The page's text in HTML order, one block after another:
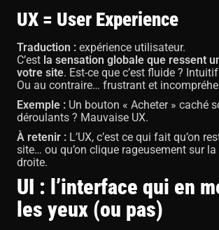
UX = User Experience
Traduction : expérience utilisateur.
C’est la sensation globale que ressent
votre site. Est-ce que c’est fluide ?
Ou au contraire… frustrant et
Exemple : Un bouton « Acheter » caché
déroulants ? Mauvaise UX.
À retenir : L’UX, c’est ce qui fait qu’on
site… ou qu’on clique rageusement sur
droite.
UI : l’interface qui en
les yeux (ou pas)